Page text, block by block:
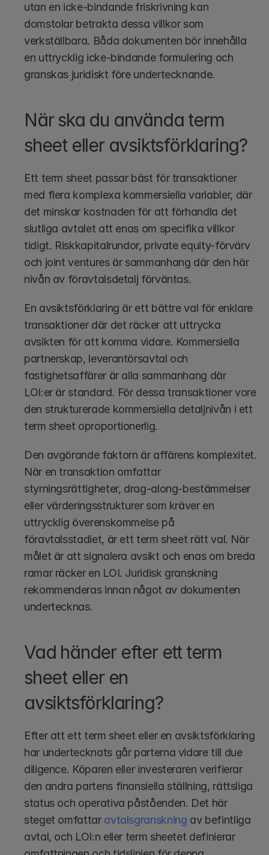
utan en icke-bindande friskrivning kan
domstolar betrakta dessa villkor som
verkställbara. Båda dokumenten bör innehålla
en uttrycklig icke-bindande formulering och
granskas juridiskt före undertecknande.
När ska du använda term
sheet eller avsiktsförklaring?
Ett term sheet passar bäst för transaktioner
med flera komplexa kommersiella variabler, där
det minskar kostnaden för att förhandla det
slutliga avtalet att enas om specifika villkor
tidigt. Riskkapitalrundor, private equity-förvärv
och joint ventures är sammanhang där den här
nivån av föravtalsdetalj förväntas.
En avsiktsförklaring är ett bättre val för enklare
transaktioner där det räcker att uttrycka
avsikten för att komma vidare. Kommersiella
partnerskap, leverantörsavtal och
fastighetsaffärer är alla sammanhang där
LOI:er är standard. För dessa transaktioner vore
den strukturerade kommersiella detaljnivån i ett
term sheet oproportionerlig.
Den avgörande faktorn är affärens komplexitet.
När en transaktion omfattar
styrningsrättigheter, drag-along-bestämmelser
eller värderingsstrukturer som kräver en
uttrycklig överenskommelse på
föravtalsstadiet, är ett term sheet rätt val. När
målet är att signalera avsikt och enas om breda
ramar räcker en LOI. Juridisk granskning
rekommenderas innan något av dokumenten
undertecknas.
Vad händer efter ett term
sheet eller en
avsiktsförklaring?
Efter att ett term sheet eller en avsiktsförklaring
har undertecknats går parterna vidare till due
diligence. Köparen eller investeraren verifierar
den andra partens finansiella ställning, rättsliga
status och operativa påståenden. Det här
steget omfattar avtalsgranskning av befintliga
avtal, och LOI:n eller term sheetet definierar